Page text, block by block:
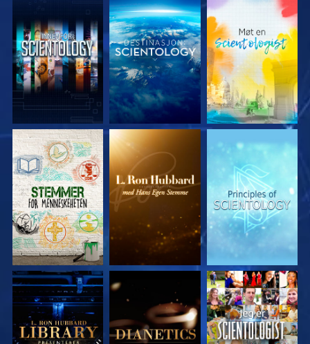
UTFORSK SERIEN UTFORSK SERIEN UTFORSK SERIEN
UTFORSK SERIEN UTFORSK SERIEN SE